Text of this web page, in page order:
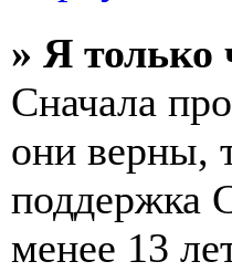
» Я только
Сначала
они верны,
поддержка
менее 13